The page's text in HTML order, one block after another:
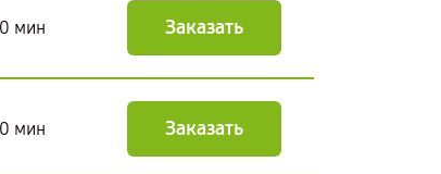
мин Заказать
мин Заказать